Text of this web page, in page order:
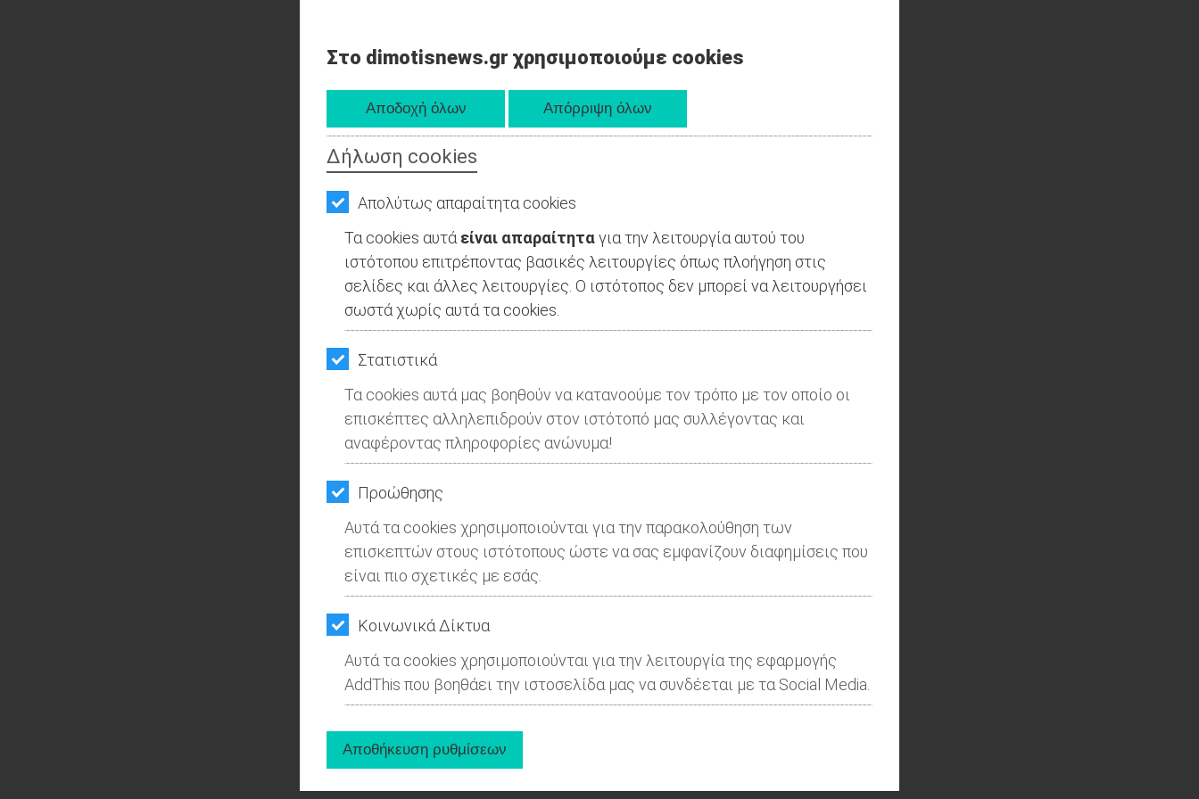
Στο dimotisnews.gr χρησιμοποιούμε cookies
Δήλωση cookies
Απολύτως απαραίτητα cookies
Τα cookies αυτά είναι απαραίτηταγια την λειτουργία αυτού του
ιστότοπου επιτρέποντας βασικές λειτουργίες όπως πλοήγηση στις
σελίδες και άλλες λειτουργίες. Ο ιστότοπος δεν μπορεί να λειτουργήσει
σωστά χωρίς αυτά τα cookies.
Στατιστικά
Τα cookies αυτά μας βοηθούν να κατανοούμε τον τρόπο με τον οποίο οι
επισκέπτες αλληλεπιδρούν στον ιστότοπό μας συλλέγοντας και
αναφέροντας πληροφορίες ανώνυμα!
Προώθησης
Αυτά τα cookies χρησιμοποιούνται για την παρακολούθηση των
επισκεπτών στους ιστότοπους ώστε να σας εμφανίζουν διαφημίσεις που
είναι πιο σχετικές με εσάς.
Kοινωνικά Δίκτυα
Αυτά τα cookies χρησιμοποιούνται για την λειτουργία της εφαρμογής
AddThis που βοηθάει την ιστοσελίδα μας να συνδέεται με τα Social Media.